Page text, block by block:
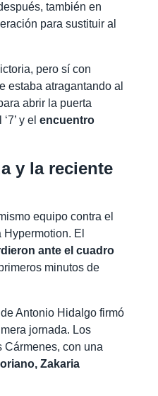
también en
para sustituir al
pero sí con
estaba atragantando al
abrir la puerta
y elencuentro
y la reciente
equipo contra el
El
ante el cuadro
minutos de
Antonio Hidalgo firmó
jornada. Los
con una
Zakaria